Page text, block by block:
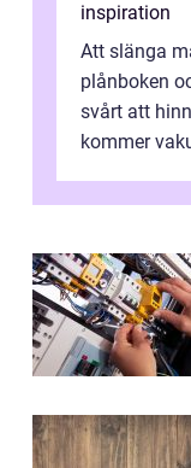
inspiration
Att slänga
plånboken
svårt att
kommer